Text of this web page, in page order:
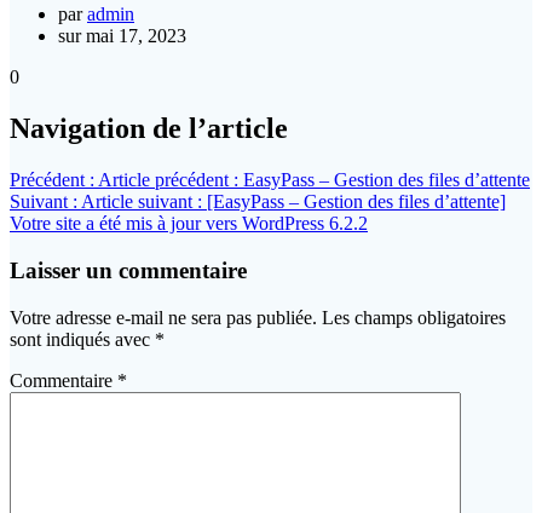
paradmin
sur mai 17, 2023
0
Navigation de l’article
Précédent : Article précédent : EasyPass – Gestion des files d’attente
Suivant : Article suivant : [EasyPass – Gestion des files d’attente]
Votre site a été mis à jour vers WordPress 6.2.2
Laisser un commentaire
Votre adresse e-mail ne sera pas publiée. Les champs obligatoires
sont indiqués avec *
Commentaire *